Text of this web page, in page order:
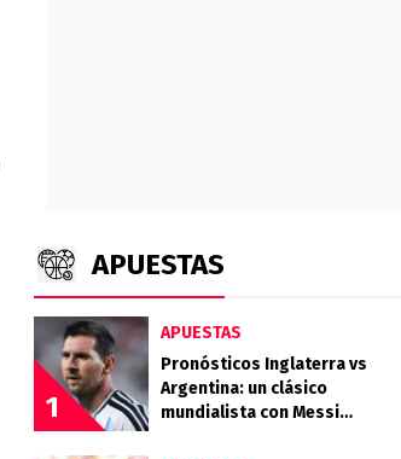
APUESTAS
1
APUESTAS
Pronósticos Inglaterra vs
Argentina: un clásico
mundialista con Messi